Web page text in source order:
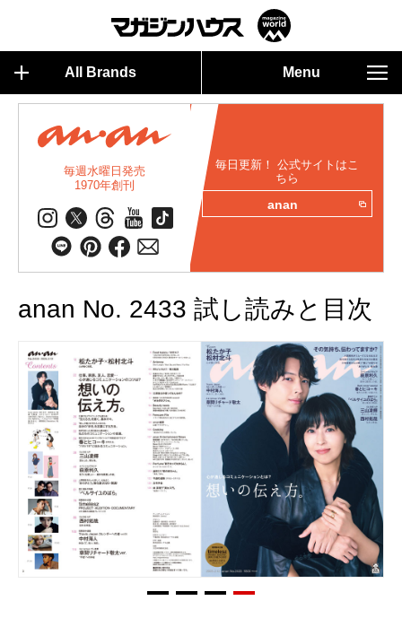
All Brands Menu
毎週水曜日発売
1970年創刊
毎日更新！ 公式サイトはこ
ちら
anan
anan No. 2433 試し読みと目次